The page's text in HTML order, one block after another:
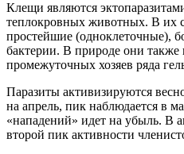
Клещи являются
теплокровных животных. В их
простейшие (одноклеточные),
бактерии. В природе они
промежуточных хозяев ряда
Паразиты активизируются
на апрель, пик наблюдается в
«нападений» идет на убыль. В
второй пик активности